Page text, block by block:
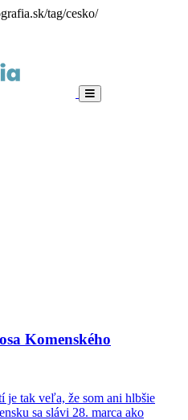
tag/cesko/
Menu
Komenského
tak veľa, že som ani hlbšie
sa slávi 28. marca ako